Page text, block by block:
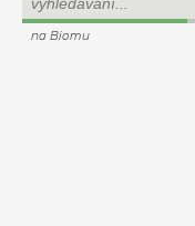
na Biomu